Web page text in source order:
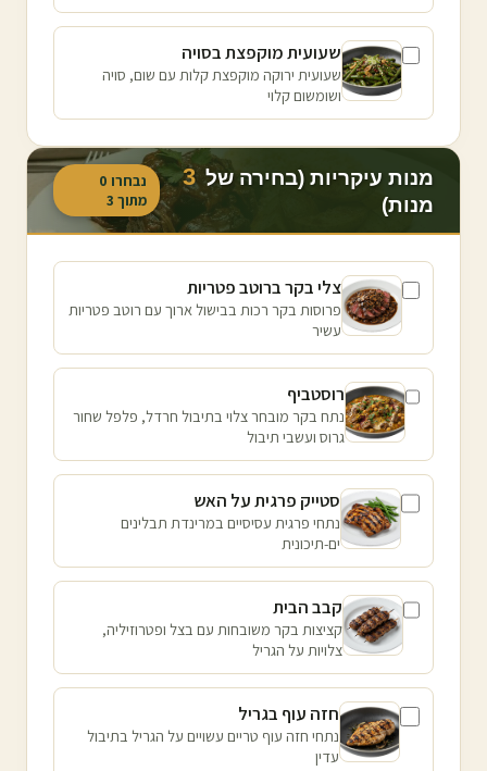
שעועית מוקפצת בסויה
שעועית ירוקה מוקפצת קלות עם שום, סויה
ושומשום קלוי
מנות עיקריות (בחירה של 3
מנות)
נבחרו 0
מתוך 3
צלי בקר ברוטב פטריות
פרוסות בקר רכות בבישול ארוך עם רוטב פטריות
עשיר
רוסטביף
נתח בקר מובחר צלוי בתיבול חרדל, פלפל שחור
גרוס ועשבי תיבול
סטייק פרגית על האש
נתחי פרגית עסיסיים במרינדת תבלינים
ים-תיכונית
קבב הבית
קציצות בקר משובחות עם בצל ופטרוזיליה,
צלויות על הגריל
חזה עוף בגריל
נתחי חזה עוף טריים עשויים על הגריל בתיבול
עדין